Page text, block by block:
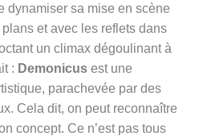
dynamiser sa mise en scène
et avec les reflets dans
un climax dégoulinant à
: Demonicus est une
parachevée par des
Cela dit, on peut reconnaître
concept. Ce n’est pas tous